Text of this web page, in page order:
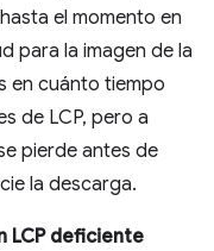
el momento en
para la imagen de la
en cuánto tiempo
de LCP, pero a
pierde antes de
la descarga.
LCP deficiente